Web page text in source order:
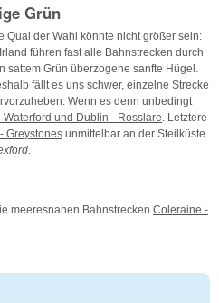
Grün
Qual der Wahl könnte nicht größer sein:
führen fast alle Bahnstrecken durch
sattem Grün überzogene sanfte Hügel.
fällt es uns schwer, einzelne Strecke
Wenn es denn unbedingt
Waterford und Dublin - Rosslare. Letztere
Greystones unmittelbar an der Steilküste
.
meeresnahen Bahnstrecken Coleraine -